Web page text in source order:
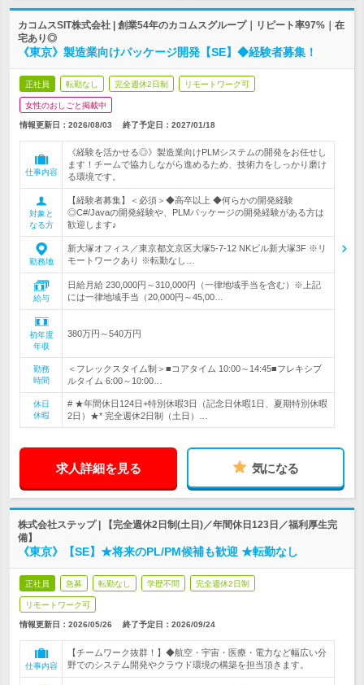
カコムスSIT株式会社 | 創業54年のカコムスグループ｜リピート率97%｜在
宅あり◎
《東京》製造業向けパッケージ開発【SE】◆経験者募集！
正社員 転勤なし 完全週休2日制 リモートワーク可
女性のおしごと掲載中
情報更新日：2026/08/03 終了予定日： 2027/01/18
仕事内容
《経験を活かせる◎》製造業向けPLMシステムの開発をお任せし
ます！チームで協力しながら進めるため、技術力をしっかり磨け
る環境です。
対象と
なる方
【経験者募集】＜必須＞◆高卒以上 ◆何らかの開発経験
◎C#/Javaの開発経験や、PLMパッケージの開発経験がある方は
歓迎します♪
勤務地
新大塚オフィス／東京都文京区大塚5-7-12 NKビル新大塚3F ※リ
モートワークあり ※転勤なし…
給与
日給月給 230,000円～310,000円（一律地域手当を含む）※上記
には一律地域手当（20,000円～45,00…
初年度
年収
380万円～540万円
勤務
時間
＜フレックスタイム制＞■コアタイム 10:00～14:45■フレキシブ
ルタイム 6:00～10:00…
休日
休暇
# ★年間休日124日+特別休暇3日（記念日休暇1日、夏期特別休暇
2日）★* 完全週休2日制（土日）…
求人詳細を見る 気になる
株式会社ステップ | 【完全週休2日制(土日)／年間休日123日／福利厚生完
備】
《東京》【SE】★将来のPL/PM候補も歓迎 ★転勤なし
正社員 急募 転勤なし 学歴不問 完全週休2日制
リモートワーク可
情報更新日：2026/05/26 終了予定日： 2026/09/24
仕事内容
【チームワーク抜群！】◆航空・宇宙・医療・電力など幅広い分
野でのシステム開発やクラウド環境の構築を担当頂きます。